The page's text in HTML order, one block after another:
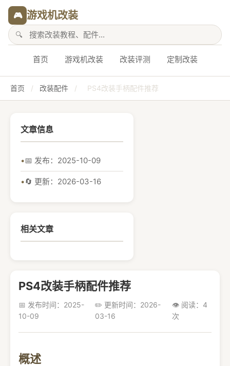
🎮 游戏机改装
首页 游戏机改装 改装评测 定制改装
首页 / 改装配件 / PS4改装手柄配件推荐
文章信息
📅 发布：2025-10-09
🔄 更新：2026-03-16
相关文章
PS4改装手柄配件推荐
📅 发布时间：2025-
10-09
✏️ 更新时间：2026-
03-16
👁️ 阅读：4
次
概述